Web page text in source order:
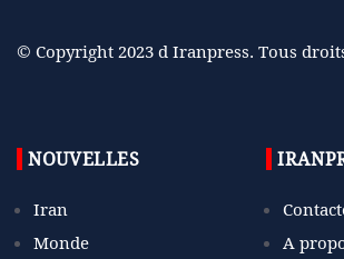
© Copyright 2023 d Iranpress. Tous
NOUVELLES
Iran
Monde
A